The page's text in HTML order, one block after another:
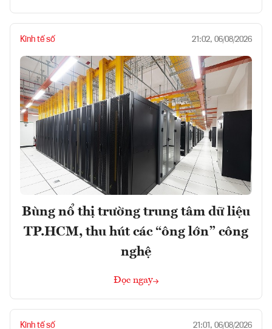
Kinh tế số 21:02, 06/08/2026
Bùng nổ thị trường trung tâm dữ liệu
TP.HCM, thu hút các “ông lớn” công
nghệ
Đọc ngay
Kinh tế số 21:01, 06/08/2026